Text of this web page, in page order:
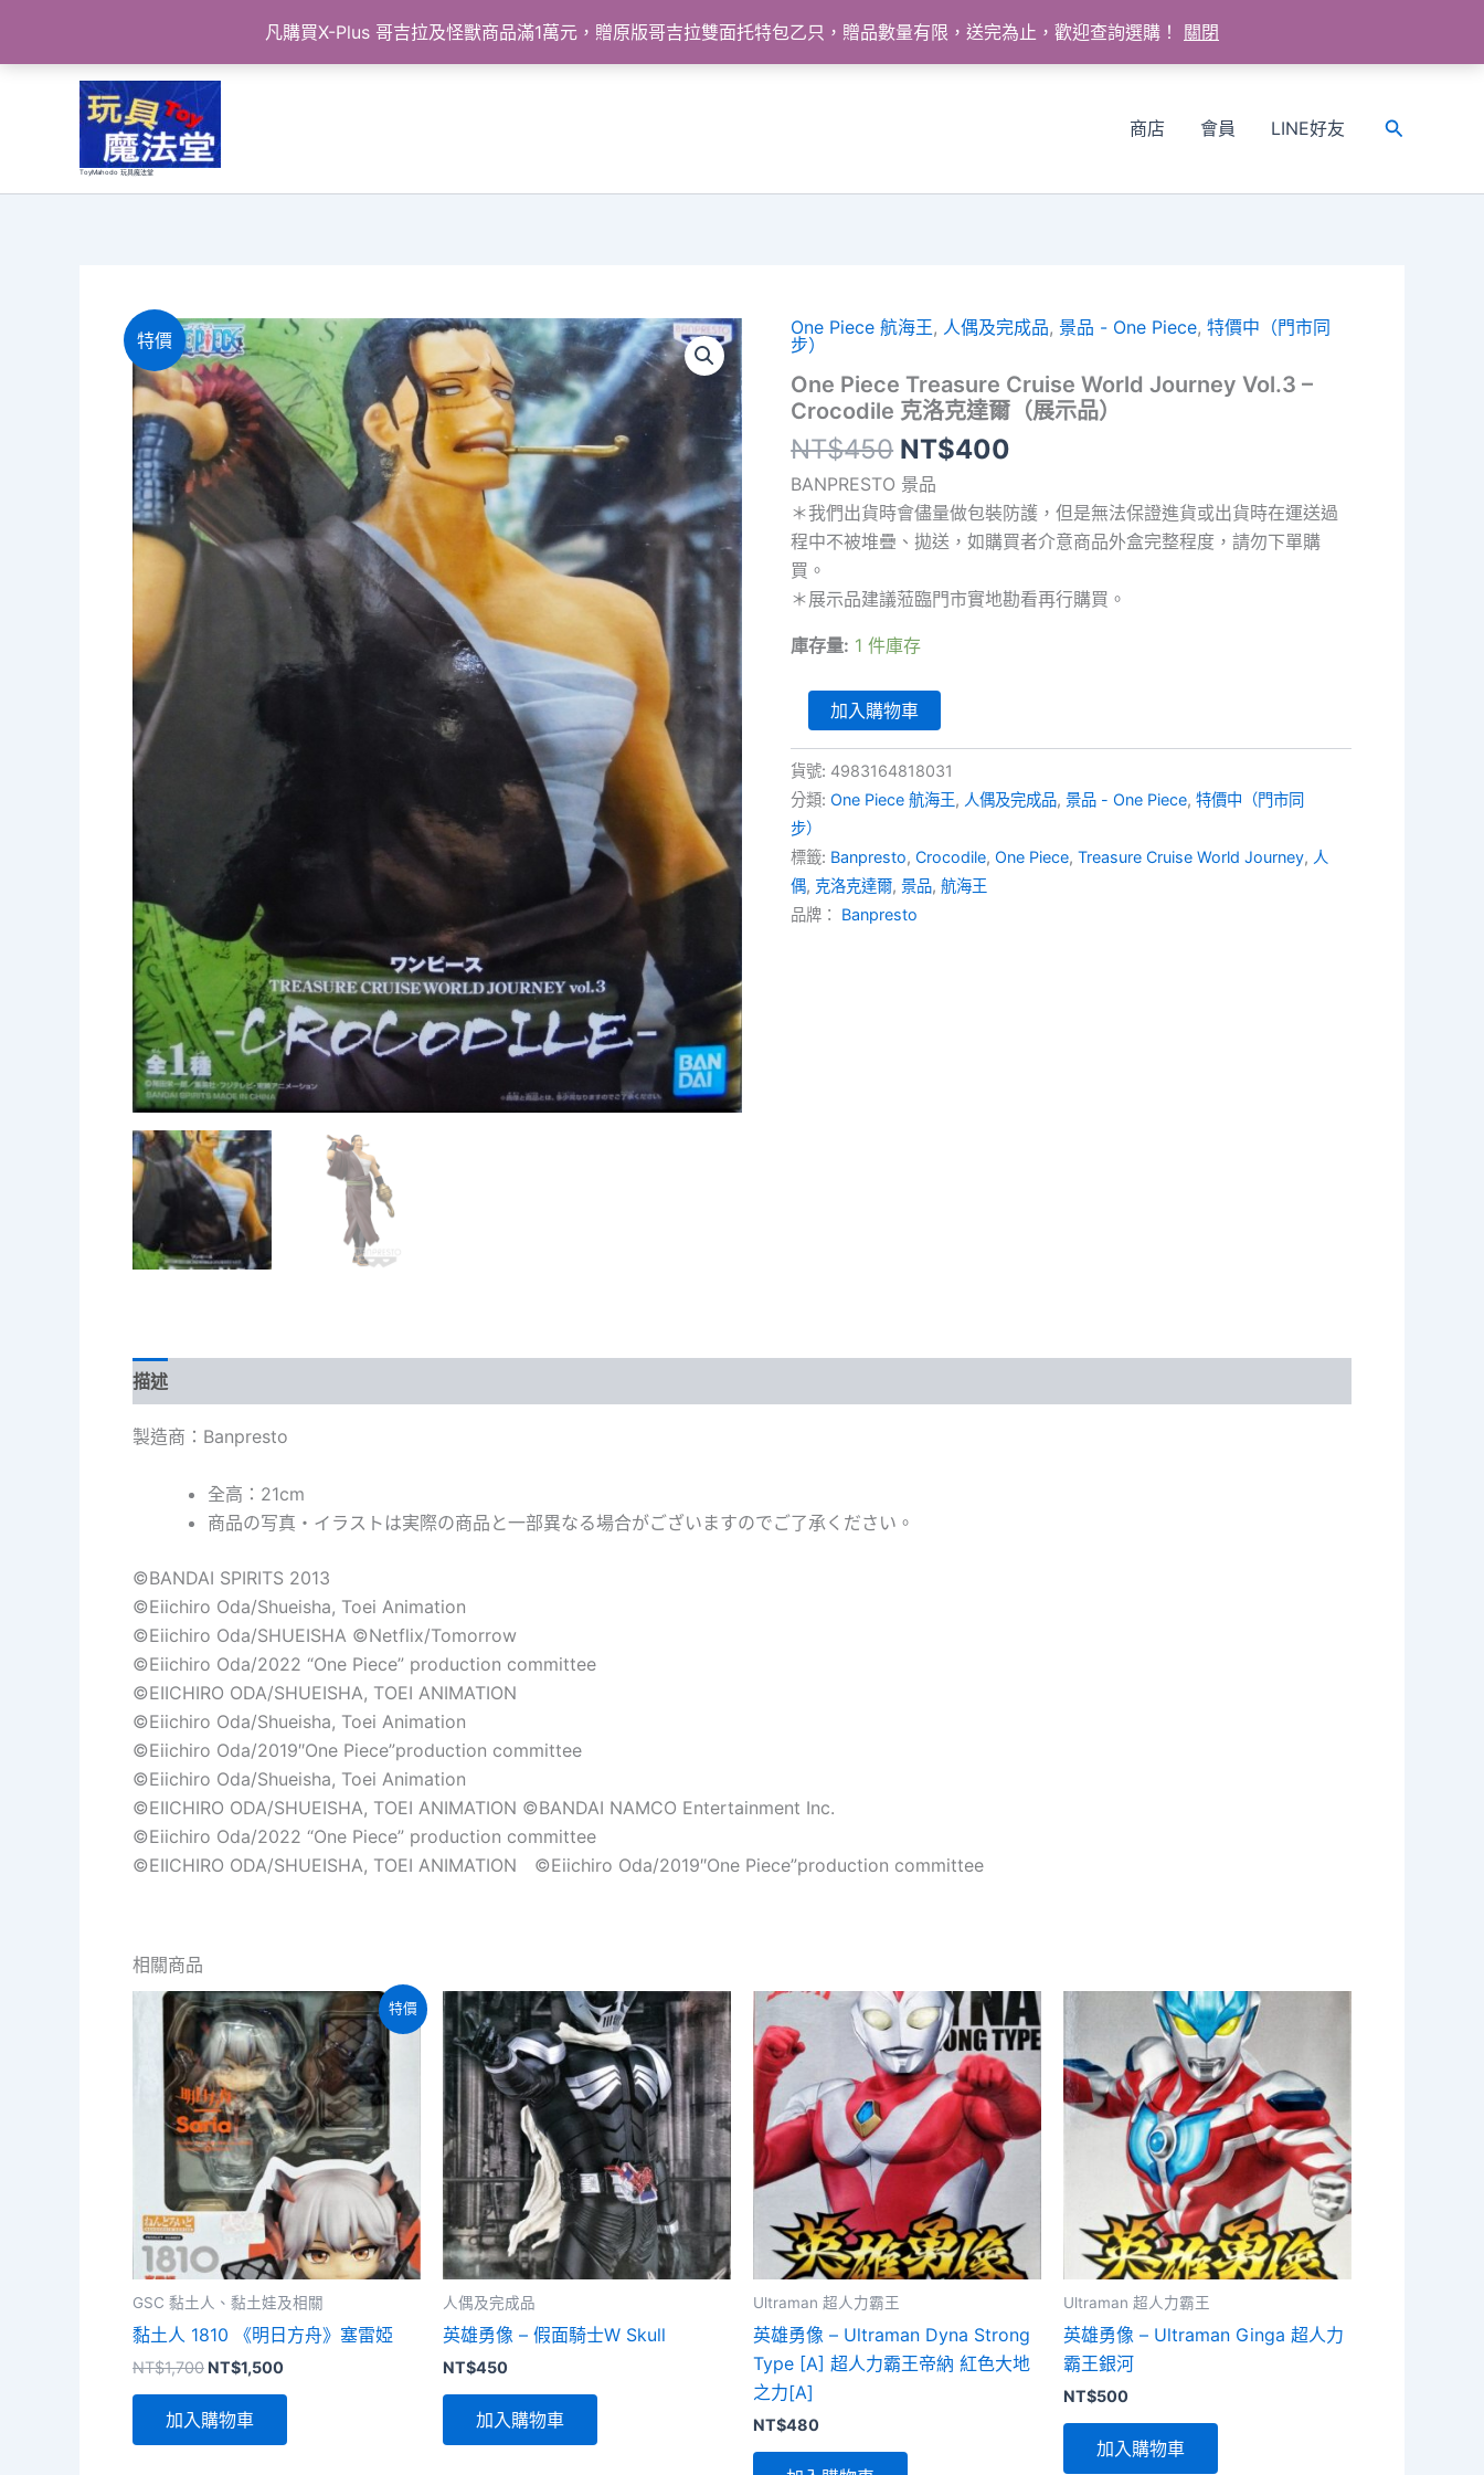
凡購買X-Plus 哥吉拉及怪獸商品滿1萬元，贈原版哥吉拉雙面托特包乙只，贈品數量有限，送完為止，歡迎查詢選購！ 關閉
內
ToyMahodo 玩具魔法堂
商店 會員 LINE好友
搜
特價
One Piece 航海王, 人偶及完成品,景品 - One Piece,特價中（門市同
步）
One Piece Treasure Cruise World Journey Vol.3 –
Crocodile 克洛克達爾（展示品）
NT$450 原
始
價
格：
NT$400
價
格：
BANPRESTO 景品
＊我們出貨時會儘量做包裝防護，但是無法保證進貨或出貨時在運送過
程中不被堆疊、拋送，如購買者介意商品外盒完整程度，請勿下單購
買。
＊展示品建議蒞臨門市實地勘看再行購買。
庫存量: 1 件庫存
One
Treasure
Cruise
World
Journey
Vol.3
-
Crocodile
克
洛
加入購物車
貨號: 4983164818031
分類:One Piece 航海王, 人偶及完成品,景品 - One Piece,特價中（門市同
步）
標籤: Banpresto,Crocodile,One Piece,Treasure Cruise World Journey, 人
偶, 克洛克達爾,景品,航海王
品牌： Banpresto
描述
製造商：Banpresto
全高：21cm
商品の写真・イラストは実際の商品と一部異なる場合がございますのでご了承ください。
©BANDAI SPIRITS 2013
©Eiichiro Oda/Shueisha, Toei Animation
©Eiichiro Oda/SHUEISHA ©Netflix/Tomorrow
©Eiichiro Oda/2022 “One Piece” production committee
©EIICHIRO ODA/SHUEISHA, TOEI ANIMATION
©Eiichiro Oda/Shueisha, Toei Animation
©Eiichiro Oda/2019″One Piece”production committee
©Eiichiro Oda/Shueisha, Toei Animation
©EIICHIRO ODA/SHUEISHA, TOEI ANIMATION ©BANDAI NAMCO Entertainment Inc.
©Eiichiro Oda/2022 “One Piece” production committee
©EIICHIRO ODA/SHUEISHA, TOEI ANIMATION ©Eiichiro Oda/2019″One Piece”production committee
相關商品
特價
GSC 黏土人、黏土娃及相關
黏土人 1810 《明日方舟》塞雷婭
NT$1,700 原
格：
NT$1,700。
NT$1,500目
NT$1,500。
加入購物車
人偶及完成品
英雄勇像 – 假面騎士W Skull
NT$450
加入購物車
Ultraman 超人力霸王
英雄勇像 – Ultraman Dyna Strong
Type [A] 超人力霸王帝納 紅色大地
之力[A]
NT$480
Ultraman 超人力霸王
英雄勇像 – Ultraman Ginga 超人力
霸王銀河
NT$500
加入購物車